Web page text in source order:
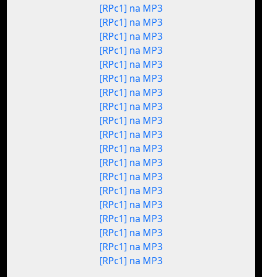
[RPc1] na MP3
[RPc1] na MP3
[RPc1] na MP3
[RPc1] na MP3
[RPc1] na MP3
[RPc1] na MP3
[RPc1] na MP3
[RPc1] na MP3
[RPc1] na MP3
[RPc1] na MP3
[RPc1] na MP3
[RPc1] na MP3
[RPc1] na MP3
[RPc1] na MP3
[RPc1] na MP3
[RPc1] na MP3
[RPc1] na MP3
[RPc1] na MP3
[RPc1] na MP3